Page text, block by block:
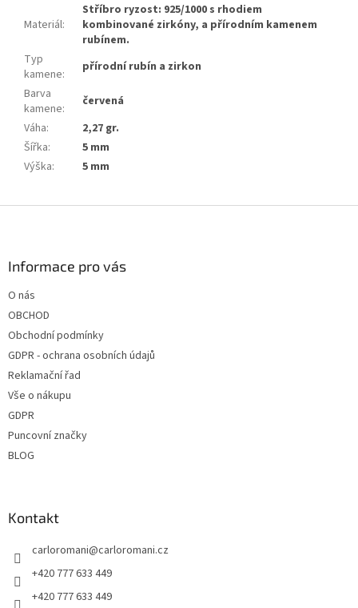
Materiál:
Stříbro ryzost: 925/1000 s rhodiem
kombinované zirkóny, a přírodním kamenem
rubínem.
Typ
kamene:
přírodní rubín a zirkon
Barva
kamene:
červená
Váha:
2,27 gr.
Šířka:
5 mm
Výška: 5 mm
Informace pro vás
O nás
OBCHOD
Obchodní podmínky
GDPR - ochrana osobních údajů
Reklamační řad
Vše o nákupu
GDPR
Puncovní značky
BLOG
Kontakt
carloromani@carloromani.cz
+420 777 633 449
+420 777 633 449